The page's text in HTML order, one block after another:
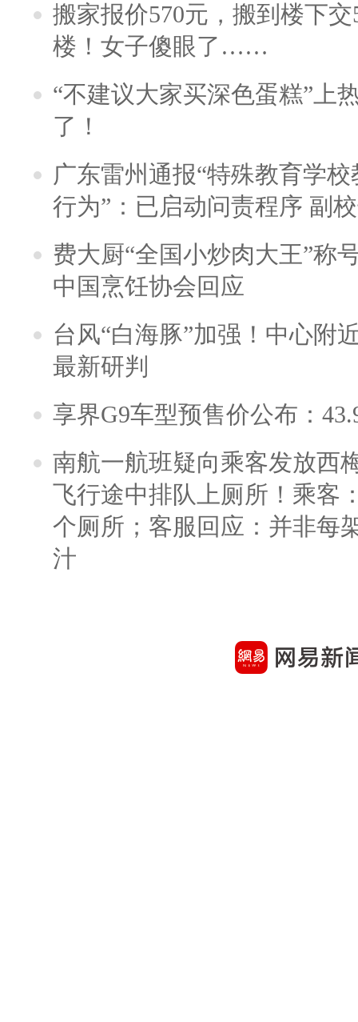
搬家报价570元，搬到楼下
楼！女子傻眼了……
“不建议大家买深色蛋糕”上
了！
广东雷州通报“特殊教育学
行为”：已启动问责程序 副
费大厨“全国小炒肉大王”称
中国烹饪协会回应
台风“白海豚”加强！中心附
最新研判
享界G9车型预售价公布：
南航一航班疑向乘客发放西
飞行途中排队上厕所！乘客
个厕所；客服回应：并非每
汁